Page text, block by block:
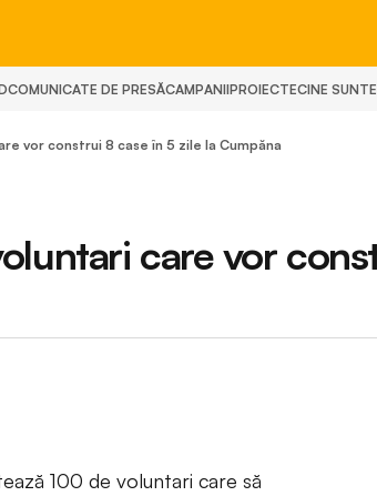
COMUNICATE DE PRESĂCAMPANIIPROIECTECINE
vor construi 8 case în 5 zile la Cumpăna
care vor
100 de voluntari care să